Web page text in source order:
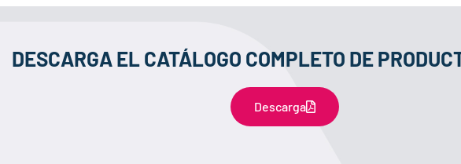
DESCARGA EL CATÁLOGO COMPLETO DE
Descarga